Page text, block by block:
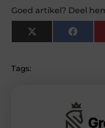
Goed artikel? Deel
X
(Twitter)
Tags: